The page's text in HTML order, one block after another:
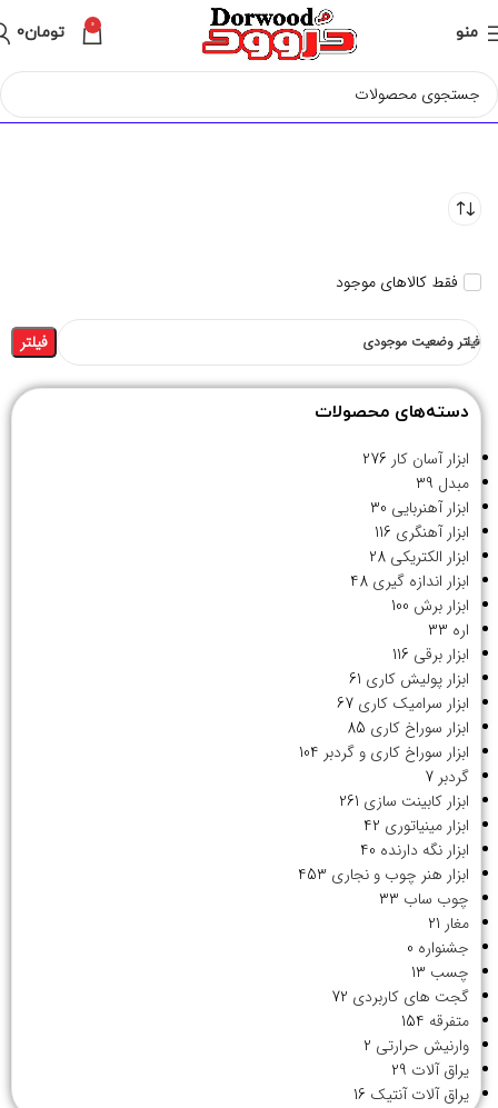
منو 0 تومان0
فقط کالاهای موجود
فیلتر وضعیت موجودی فیلتر
دسته‌های محصولات
ابزار آسان کار 276
مبدل 39
ابزار آهنربایی 30
ابزار آهنگری 116
ابزار الکتریکی 28
ابزار اندازه گیری 48
ابزار برش 100
اره 33
ابزار برقی 116
ابزار پولیش کاری 61
ابزار سرامیک کاری 67
ابزار سوراخ کاری 85
ابزار سوراخ کاری و گردبر 104
گردبر 7
ابزار کابینت سازی 261
ابزار مینیاتوری 42
ابزار نگه دارنده 40
ابزار هنر چوب و نجاری 453
چوب ساب 33
مغار 21
جشنواره 0
چسب 13
گجت های کاربردی 72
متفرقه 154
وارنیش حرارتی 2
یراق آلات 29
یراق آلات آنتیک 16